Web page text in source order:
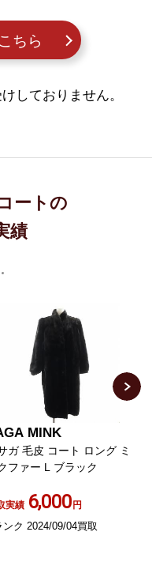
ちら
しておりません。
ートの
績
MINK
ガ 毛皮 コート ロング ミ
ファー L ブラック
実績 6,000円
ンク 2024/09/04買取